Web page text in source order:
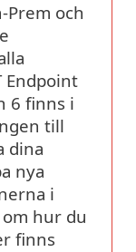
Prem och
Endpoint
6 finns i
till
dina
nya
i
hur du
finns